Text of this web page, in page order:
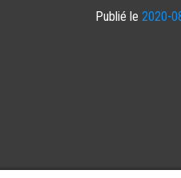
Publié le 2020-